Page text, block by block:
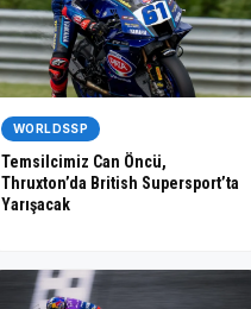
WORLDSSP
Temsilcimiz Can Öncü,
Thruxton’da British Supersport’ta
Yarışacak